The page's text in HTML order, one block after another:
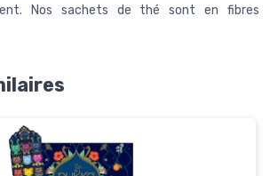
Nos sachets de thé sont en fibres